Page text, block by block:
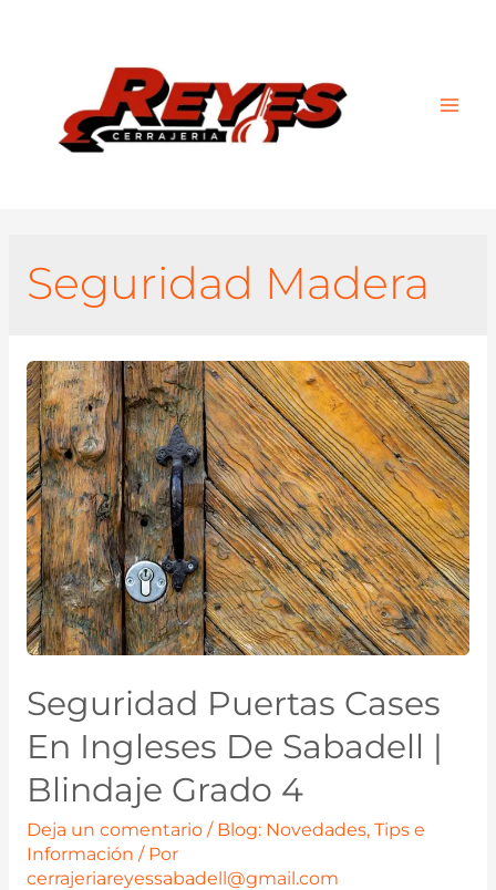
Seguridad Madera
Seguridad Puertas Cases
En Ingleses De Sabadell |
Blindaje Grado 4
Deja un comentario / Blog: Novedades, Tips e
Información / Por
cerrajeriareyessabadell@gmail.com